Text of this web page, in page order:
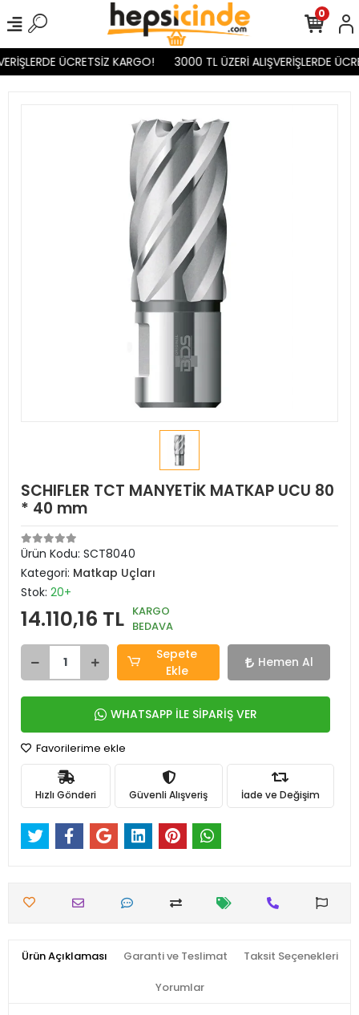
ÜCRETSİZ KARGO! 3000 TL ÜZERİ ALIŞVERİŞLERDE
0
SCHIFLER TCT MANYETİK MATKAP UCU 80
* 40 mm
Ürün Kodu: SCT8040
Kategori: Matkap Uçları
Stok: 20+
14.110,16 TL KARGO
BEDAVA
Sepete
Ekle
Hemen Al
WHATSAPP İLE SİPARİŞ VER
Favorilerime ekle
Hızlı Gönderi Güvenli Alışveriş İade ve Değişim
Ürün Açıklaması Garanti ve Teslimat Taksit Seçenekleri
Yorumlar